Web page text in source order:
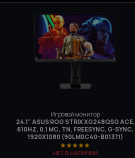
Игровой монитор
24.1" ASUS ROG STRIX XG248QSG ACE,
610HZ, 0.1 МС, TN, FREESYNC, G-SYNC,
1920X1080 (90LM0C40-B01371)
НЕТ В НАЛИЧИИ